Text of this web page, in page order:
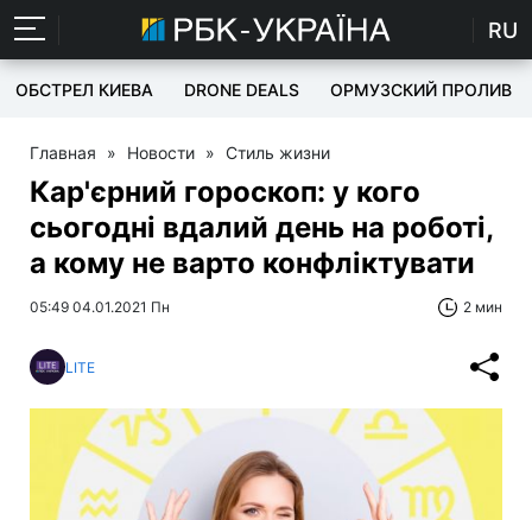
RU
ОБСТРЕЛ КИЕВА DRONE DEALS ОРМУЗСКИЙ ПРОЛИВ
Главная » Новости » Стиль жизни
Кар'єрний гороскоп: у кого
сьогодні вдалий день на роботі,
а кому не варто конфліктувати
05:49 04.01.2021 Пн 2 мин
LITE